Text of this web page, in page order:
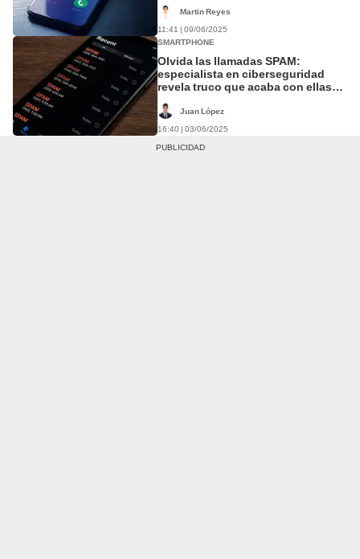
Martin Reyes
11:41 | 09/06/2025
SMARTPHONE
Olvida las llamadas SPAM:
especialista en ciberseguridad
revela truco que acaba con ellas
Juan López
16:40 | 03/06/2025